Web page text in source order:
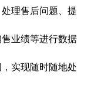
理售后问题、提
售业绩等进行数据
实现随时随地处